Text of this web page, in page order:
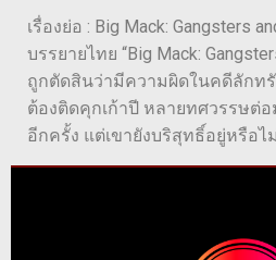
เรื่องย่อ : Big Mack: Gangsters
บรรยายไทย “Big Mack:
ถูกตัดสินว่ามีความผิดในคดีลักท
ต้องติดคุกเก้าปี หลายทศวรรษต่อ
อีกครั้ง แต่เขายังบริสุทธิ์อยู่หรือไ